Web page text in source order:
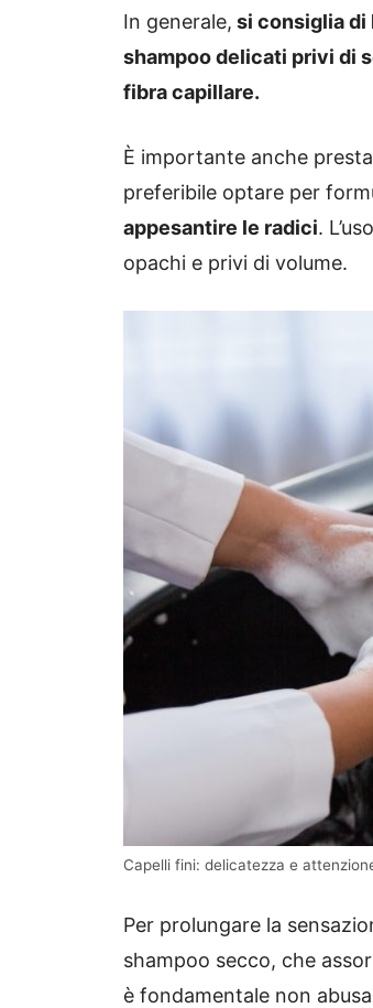
In generale, si consiglia di
shampoo delicati privi di
fibra capillare.
È importante anche
preferibile optare per
appesantire le radici.
opachi e privi di volume.
Capelli fini: delicatezza e
Per prolungare la
shampoo secco, che
è fondamentale non